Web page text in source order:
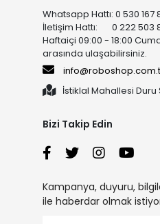
Whatsapp Hattı: 0 530 167
İletişim Hattı: 0 222 503
Haftaiçi 09:00 - 18:00
arasında ulaşabilirsiniz.
İstiklal Mahallesi Duru
Bizi Takip Edin
Kampanya, duyuru,
ile haberdar olmak